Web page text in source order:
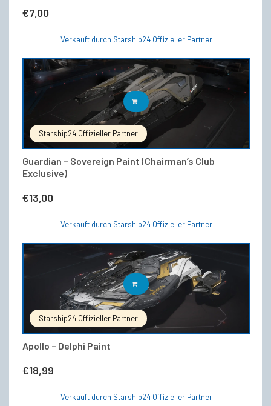
€7,00
Verkauft durch Starship24 Offizieller Partner
Starship24 Offizieller Partner
Guardian – Sovereign Paint (Chairman’s Club
Exclusive)
€13,00
IN DEN WARENKORB
Verkauft durch Starship24 Offizieller Partner
Starship24 Offizieller Partner
Apollo – Delphi Paint
€18,99
IN DEN WARENKORB
Verkauft durch Starship24 Offizieller Partner